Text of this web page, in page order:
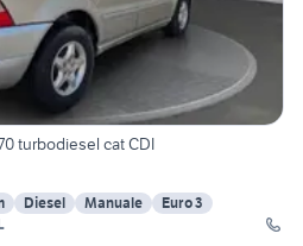
turbodiesel cat CDI
Diesel Manuale
Euro 3